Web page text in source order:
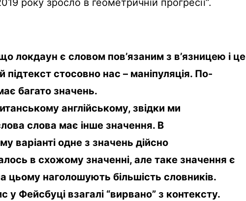
локдаун є словом пов’язаним з в’язницею і це
підтекст стосовно нас – маніпуляція. По-
багато значень.
англійському, звідки ми
слова має інше значення. В
варіанті одне з значень дійсно
в схожому значенні, але таке значення є
цьому наголошують більшість словників.
у Фейсбуці взагалі “вирвано” з контексту.